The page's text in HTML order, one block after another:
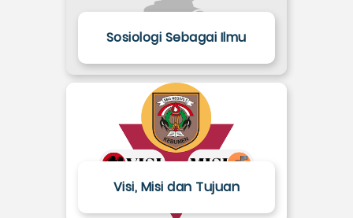
Sosiologi Sebagai Ilmu
Visi, Misi dan Tujuan